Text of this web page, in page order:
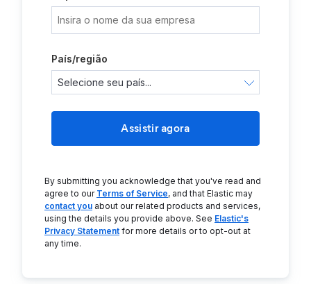
País/região
Assistir agora
By submitting you acknowledge that you've read and
agree to our Terms of Service, and that Elastic may
contact you about our related products and services,
using the details you provide above. See Elastic's
Privacy Statement for more details or to opt-out at
any time.